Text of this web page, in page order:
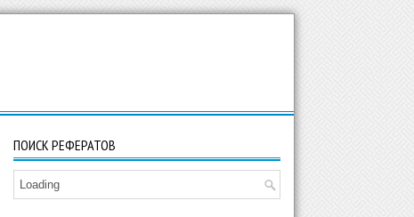
ПОИСК РЕФЕРАТОВ
Loading